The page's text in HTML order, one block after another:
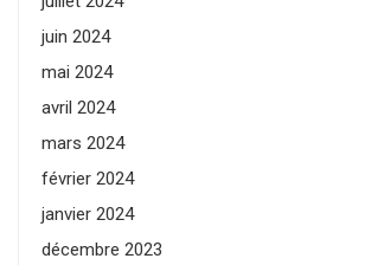
juin 2024
mai 2024
avril 2024
mars 2024
février 2024
janvier 2024
décembre 2023